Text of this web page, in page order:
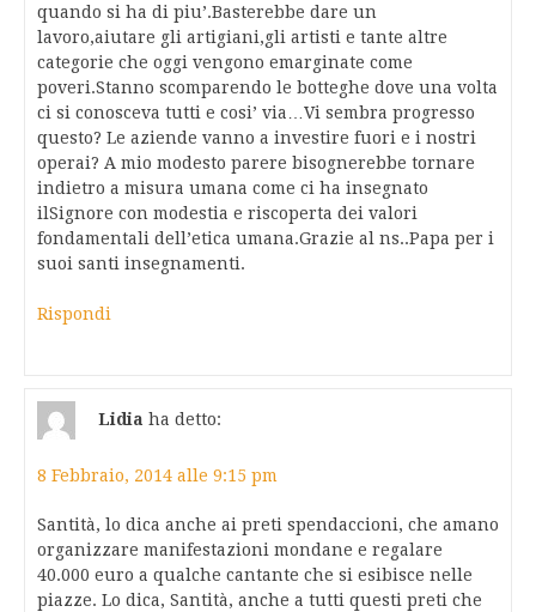
quando si ha di piu’.Basterebbe dare un
lavoro,aiutare gli artigiani,gli artisti e tante altre
categorie che oggi vengono emarginate come
poveri.Stanno scomparendo le botteghe dove una volta
ci si conosceva tutti e cosi’ via…Vi sembra progresso
questo? Le aziende vanno a investire fuori e i nostri
operai? A mio modesto parere bisognerebbe tornare
indietro a misura umana come ci ha insegnato
ilSignore con modestia e riscoperta dei valori
fondamentali dell’etica umana.Grazie al ns..Papa per i
suoi santi insegnamenti.
Rispondi
Lidia ha detto:
8 Febbraio, 2014 alle 9:15 pm
Santità, lo dica anche ai preti spendaccioni, che amano
organizzare manifestazioni mondane e regalare
40.000 euro a qualche cantante che si esibisce nelle
piazze. Lo dica, Santità, anche a tutti questi preti che